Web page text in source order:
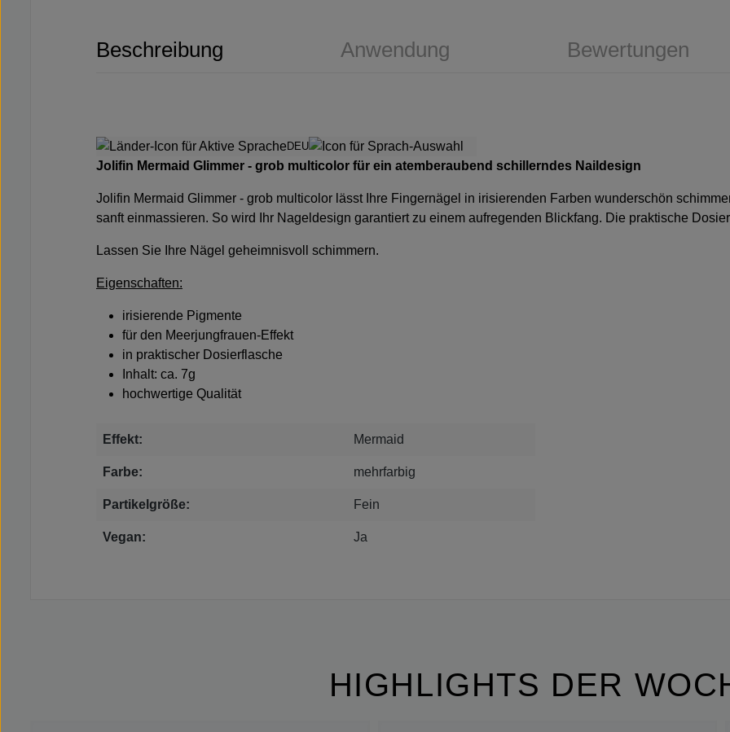
Beschreibung Anwendung Bewertungen
DEU
Jolifin Mermaid Glimmer - grob multicolor für ein atemberaubend schillerndes Naildesign
Jolifin Mermaid Glimmer - grob multicolor lässt Ihre Fingernägel in irisierenden Farben wunderschön
sanft einmassieren. So wird Ihr Nageldesign garantiert zu einem aufregenden Blickfang. Die praktische
Lassen Sie Ihre Nägel geheimnisvoll schimmern.
Eigenschaften:
irisierende Pigmente
für den Meerjungfrauen-Effekt
in praktischer Dosierflasche
Inhalt: ca. 7g
hochwertige Qualität
Effekt: Mermaid
Farbe: mehrfarbig
Partikelgröße: Fein
Vegan: Ja
HIGHLIGHTS DER